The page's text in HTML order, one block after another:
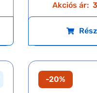
Akciós ár:
-20%